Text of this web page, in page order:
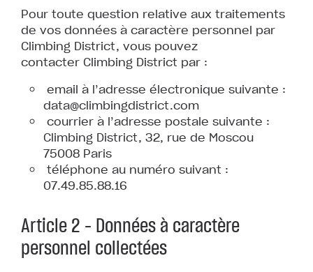
Pour toute question relative aux traitements
de vos données à caractère personnel par
Climbing District, vous pouvez
contacter Climbing District par :
email à l’adresse électronique suivante :
data@climbingdistrict.com
courrier à l’adresse postale suivante :
Climbing District, 32, rue de Moscou
75008 Paris
téléphone au numéro suivant :
07.49.85.88.16
Article 2 – Données à caractère
personnel collectées